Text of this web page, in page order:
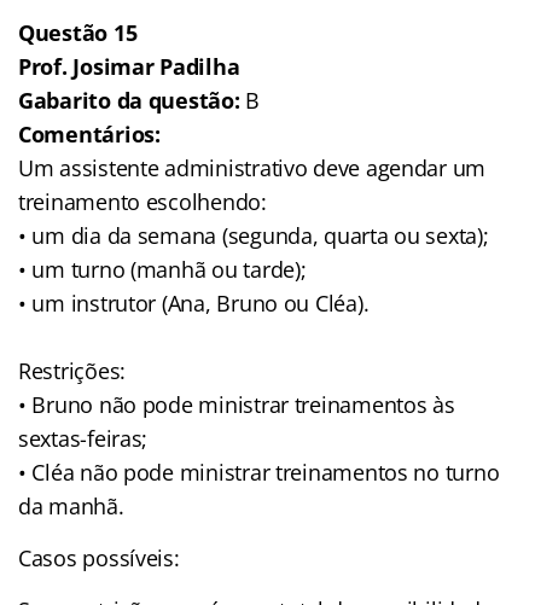
Questão 15
Prof. Josimar Padilha
Gabarito da questão: B
Comentários:
Um assistente administrativo deve agendar um
treinamento escolhendo:
• um dia da semana (segunda, quarta ou sexta);
• um turno (manhã ou tarde);
• um instrutor (Ana, Bruno ou Cléa).
Restrições:
• Bruno não pode ministrar treinamentos às
sextas-feiras;
• Cléa não pode ministrar treinamentos no turno
da manhã.
Casos possíveis: